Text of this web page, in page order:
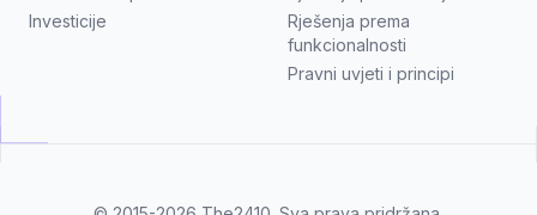
Investicije
Rješenja prema
funkcionalnosti
Pravni uvjeti i principi